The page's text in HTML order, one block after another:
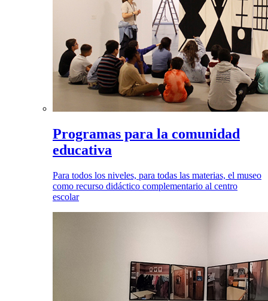
Programas para la comunidad
educativa
Para todos los niveles, para todas las materias, el museo
como recurso didáctico complementario al centro
escolar